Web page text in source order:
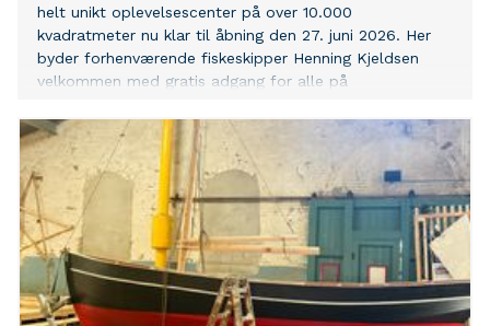
helt unikt oplevelsescenter på over 10.000
kvadratmeter nu klar til åbning den 27. juni 2026. Her
byder forhenværende fiskeskipper Henning Kjeldsen
velkommen med gratis adgang for alle på
center, men indleder også en helt ny epoke i Skagen,
der nu kan tilbyde turister en oplevelse i særklasse.